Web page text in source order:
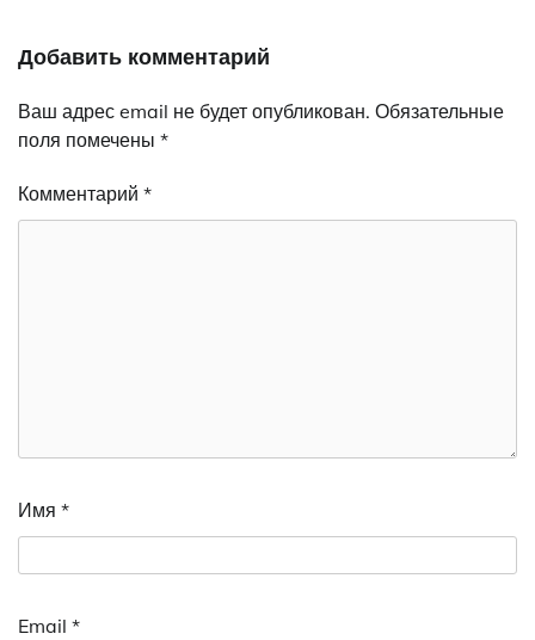
Добавить комментарий
Ваш адрес email не будет опубликован. Обязательные
поля помечены *
Комментарий *
Имя *
Email *